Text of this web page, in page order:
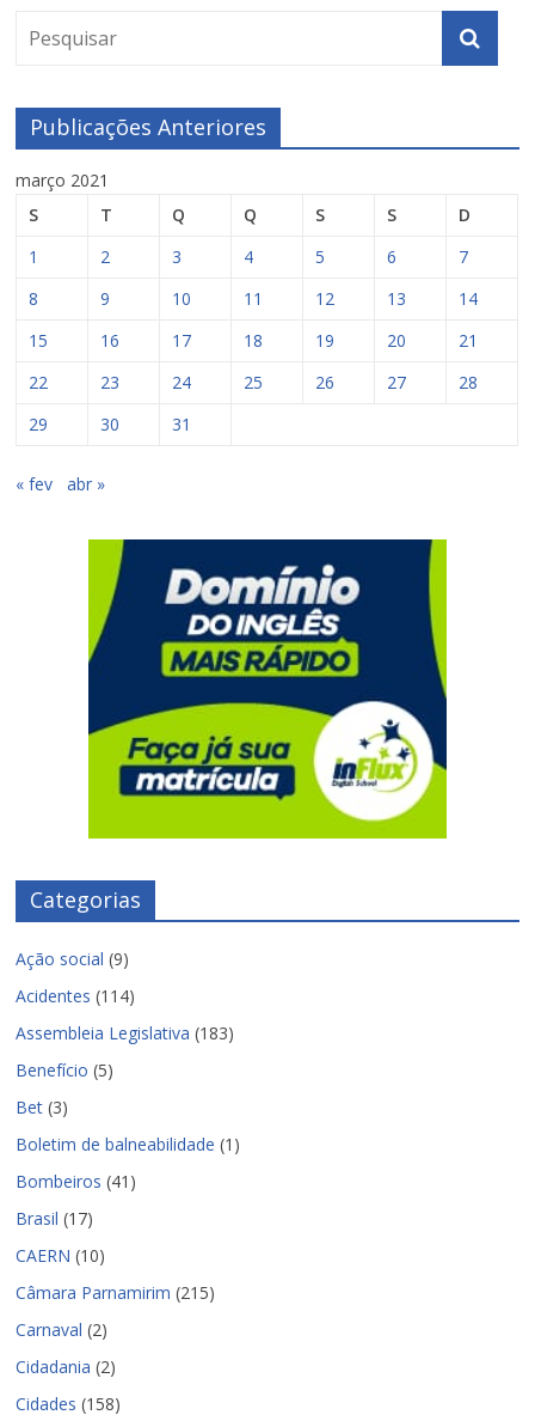
Publicações Anteriores
março 2021
S
T Q Q S S
D
1
2 3 4 5 6
7
8
9 10 11 12 13
14
15
16 17 18 19 20
21
22
23 24 25 26 27
28
29
30 31
« fev abr »
Categorias
Ação social (9)
Acidentes (114)
Assembleia Legislativa (183)
Benefício (5)
Bet (3)
Boletim de balneabilidade (1)
Bombeiros (41)
Brasil (17)
CAERN (10)
Câmara Parnamirim (215)
Carnaval (2)
Cidadania (2)
Cidades (158)